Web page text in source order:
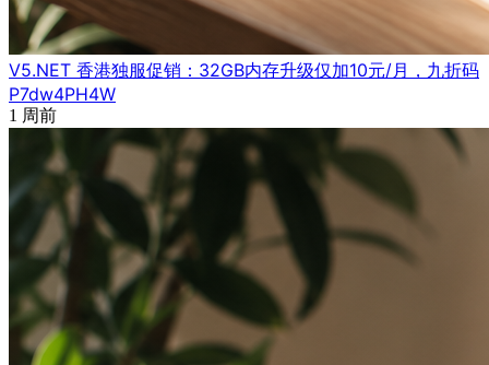
V5.NET 香港独服促销：32GB内存升级仅加10元/月，九折码
P7dw4PH4W
1 周前